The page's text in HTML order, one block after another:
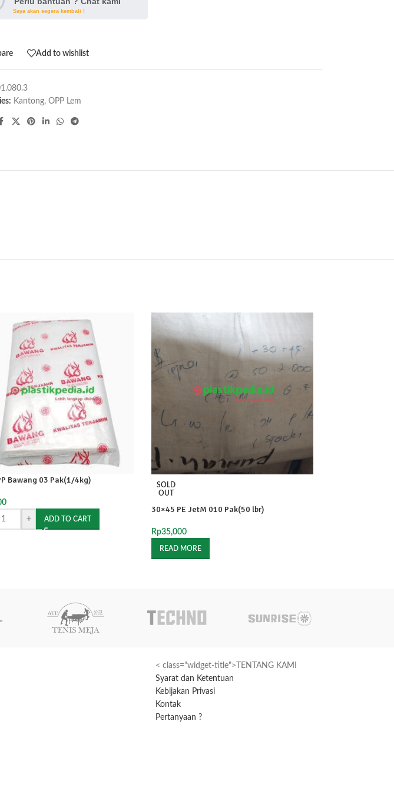
Saya akan segera kembali !
Add to wishlist
Kantong, OPP Lem
Bawang 03 Pak(1/4kg)
+ ADD TO CART
SOLD
OUT
30×45 PE JetM 010 Pak(50 lbr)
Rp35,000
READ MORE
< class="widget-title">TENTANG KAMI
Syarat dan Ketentuan
Kebijakan Privasi
Kontak
Pertanyaan ?